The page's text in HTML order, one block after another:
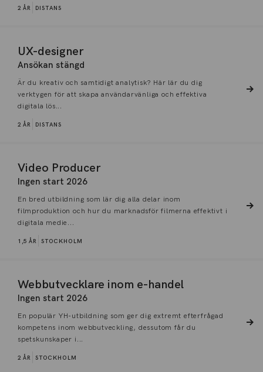
2 ÅR DISTANS
UX-designer
Ansökan stängd
Är du kreativ och samtidigt analytisk? Här lär du dig
verktygen för att skapa användarvänliga och effektiva
digitala lös...
2 ÅR DISTANS
Video Producer
Ingen start 2026
En bred utbildning som lär dig alla delar inom
filmproduktion och hur du marknadsför filmerna effektivt i
digitala medie...
1,5 ÅR STOCKHOLM
Webbutvecklare inom e-handel
Ingen start 2026
En populär YH-utbildning som ger dig extremt efterfrågad
kompetens inom webbutveckling, dessutom får du
spetskunskaper i...
2 ÅR STOCKHOLM